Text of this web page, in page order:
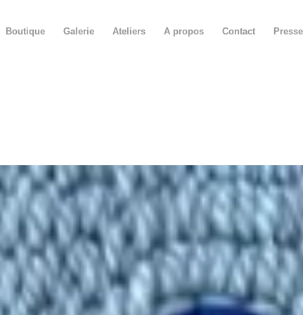
Boutique Galerie Ateliers A propos Contact Presse